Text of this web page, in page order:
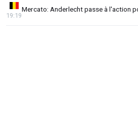
Mercato: Anderlecht passe à l'action
19:19